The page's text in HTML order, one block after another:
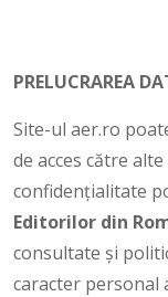
PRELUCRAREA
Site-ul aer.ro
de acces către
confidențialitate
Editorilor din
consultate și
caracter personal